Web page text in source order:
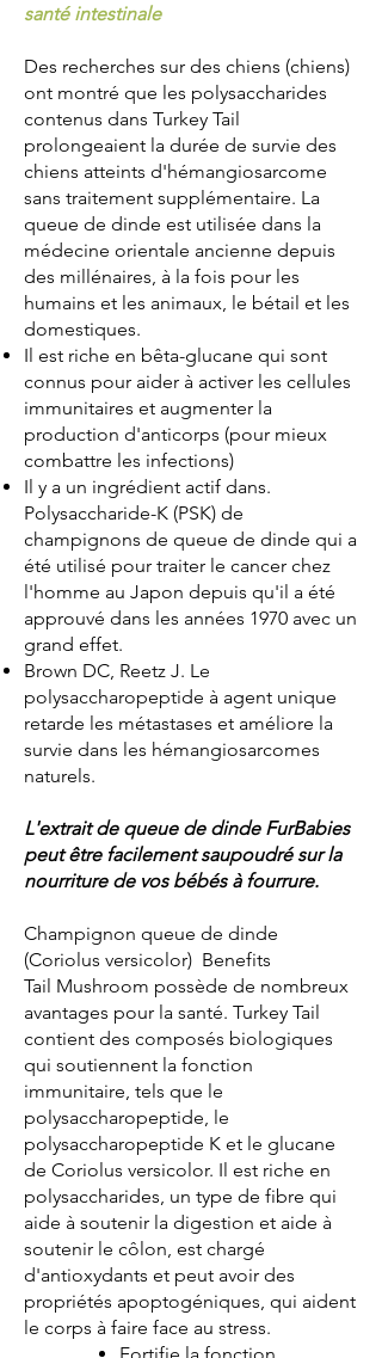
santé intestinale
Des recherches sur des chiens (chiens)
ont montré que les polysaccharides
contenus dans Turkey Tail
prolongeaient la durée de survie des
chiens atteints d'hémangiosarcome
sans traitement supplémentaire. La
queue de dinde est utilisée dans la
médecine orientale ancienne depuis
des millénaires, à la fois pour les
humains et les animaux, le bétail et les
domestiques.
Il est riche en bêta-glucane qui sont
connus pour aider à activer les cellules
immunitaires et augmenter la
production d'anticorps (pour mieux
combattre les infections)
Il y a un ingrédient actif dans.
Polysaccharide-K (PSK) de
champignons de queue de dinde qui a
été utilisé pour traiter le cancer chez
l'homme au Japon depuis qu'il a été
approuvé dans les années 1970 avec un
grand effet.
Brown DC, Reetz J. Le
polysaccharopeptide à agent unique
retarde les métastases et améliore la
survie dans les hémangiosarcomes
naturels.
L'extrait de queue de dinde FurBabies
peut être facilement saupoudré sur la
nourriture de vos bébés à fourrure.
Champignon queue de dinde
(Coriolus versicolor) Benefits
Tail Mushroom possède de nombreux
avantages pour la santé. Turkey Tail
contient des composés biologiques
qui soutiennent la fonction
immunitaire, tels que le
polysaccharopeptide, le
polysaccharopeptide K et le glucane
de Coriolus versicolor. Il est riche en
polysaccharides, un type de fibre qui
aide à soutenir la digestion et aide à
soutenir le côlon, est chargé
d'antioxydants et peut avoir des
propriétés apoptogéniques, qui aident
le corps à faire face au stress.